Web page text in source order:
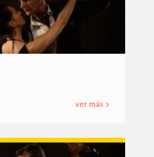
ver más >